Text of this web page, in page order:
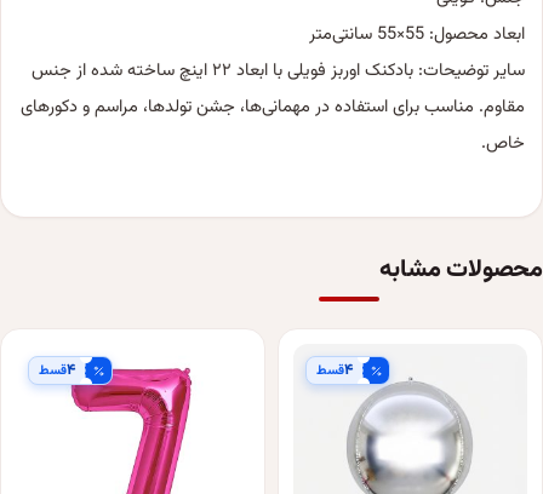
ابعاد محصول: 55×55 سانتی‌متر
سایر توضیحات: بادکنک اوربز فویلی با ابعاد ۲۲ اینچ ساخته شده از جنس
مقاوم. مناسب برای استفاده در مهمانی‌ها، جشن تولدها، مراسم و دکورهای
خاص.
محصولات مشابه
۴قسط ۴قسط